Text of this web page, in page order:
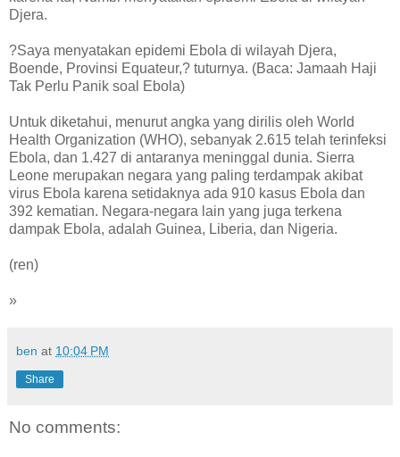
Djera.
?Saya menyatakan epidemi Ebola di wilayah Djera,
Boende, Provinsi Equateur,? tuturnya. (Baca: Jamaah Haji
Tak Perlu Panik soal Ebola)
Untuk diketahui, menurut angka yang dirilis oleh World
Health Organization (WHO), sebanyak 2.615 telah terinfeksi
Ebola, dan 1.427 di antaranya meninggal dunia. Sierra
Leone merupakan negara yang paling terdampak akibat
virus Ebola karena setidaknya ada 910 kasus Ebola dan
392 kematian. Negara-negara lain yang juga terkena
dampak Ebola, adalah Guinea, Liberia, dan Nigeria.
(ren)
»
ben at 10:04 PM
Share
No comments: